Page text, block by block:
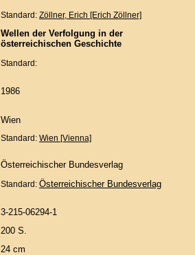
Standard: Zöllner, Erich [Erich Zöllner]
Wellen der Verfolgung in der
österreichischen Geschichte
Standard:
1986
Wien
Standard: Wien [Vienna]
Österreichischer Bundesverlag
Standard: Österreichischer Bundesverlag
3-215-06294-1
200 S.
24 cm